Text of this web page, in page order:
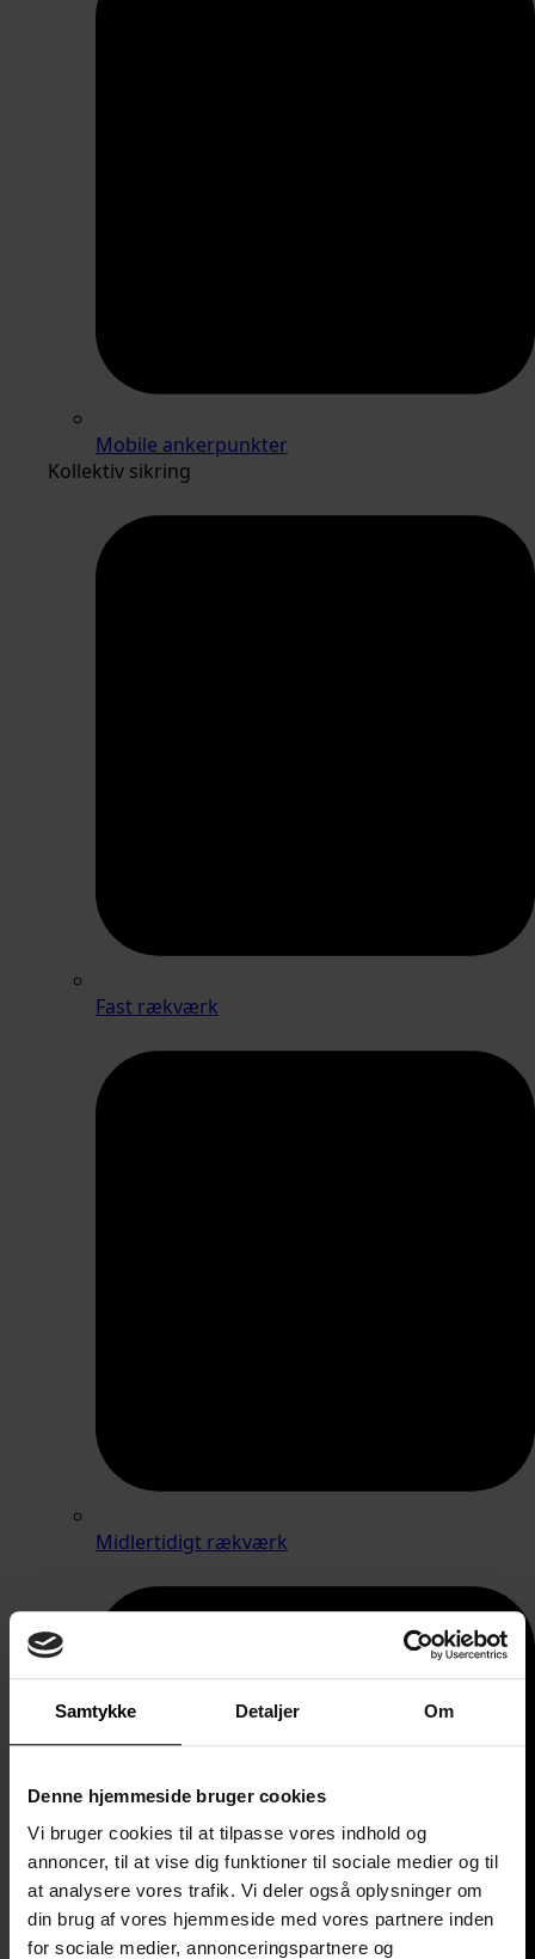
Samtykke Detaljer Om
Denne hjemmeside bruger cookies
Vi bruger cookies til at tilpasse vores indhold og
annoncer, til at vise dig funktioner til sociale medier og til
at analysere vores trafik. Vi deler også oplysninger om
din brug af vores hjemmeside med vores partnere inden
for sociale medier, annonceringspartnere og
Mobile ankerpunkter
Kollektiv sikring
Fast rækværk
Midlertidigt rækværk